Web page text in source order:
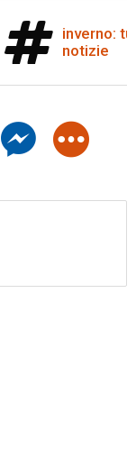
inverno:
notizie